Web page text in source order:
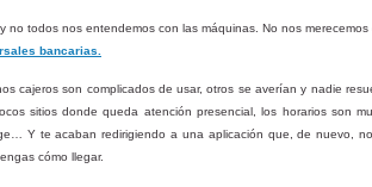
y no todos nos entendemos con las máquinas. No nos
bancarias.
cajeros son complicados de usar, otros se averían y nadie
sitios donde queda atención presencial, los horarios son
Y te acaban redirigiendo a una aplicación que, de nuevo,
cómo llegar.